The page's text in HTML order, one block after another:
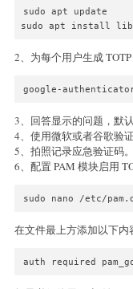
sudo apt update
sudo apt install
2、为每个用户生成
google-
3、回答显示的问题，默认
4、使用微软或者谷歌验证
5、拍照记录应急验证码。
6、配置 PAM 模块启用
sudo nano /etc/
在文件最上方添加以下内
auth required